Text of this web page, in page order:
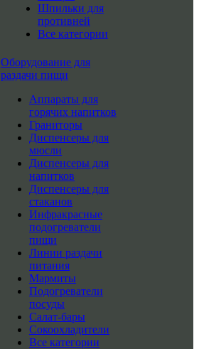
Шпильки для
противней
Все категории
Оборудование для
раздачи пищи
Аппараты для
горячих напитков
Граниторы
Диспенсеры для
мюсли
Диспенсеры для
напитков
Диспенсеры для
стаканов
Инфракрасные
подогреватели
пищи
Линии раздачи
питания
Мармиты
Подогреватели
посуды
Салат-бары
Сокоохладители
Все категории